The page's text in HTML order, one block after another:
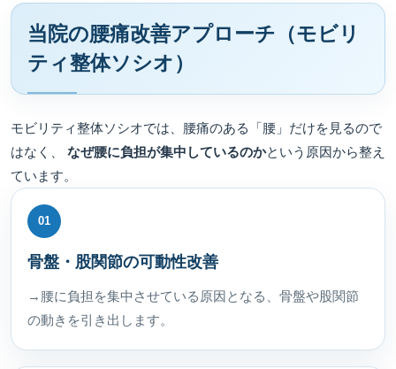
当院の腰痛改善アプローチ（モビリ
ティ整体ソシオ）
モビリティ整体ソシオでは、腰痛のある「腰」だけを見るので
はなく、 なぜ腰に負担が集中しているのかという原因から整え
ています。
01
骨盤・股関節の可動性改善
→腰に負担を集中させている原因となる、骨盤や股関節
の動きを引き出します。